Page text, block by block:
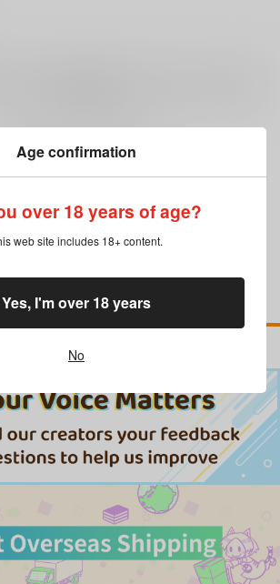
まだレビューはありません
Age confirmation
over 18 years of age?
web site includes 18+ content.
No
Yes, I'm over 18 years